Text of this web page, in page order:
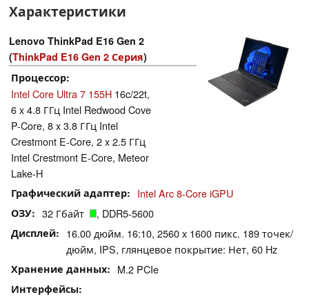
Характеристики
Lenovo ThinkPad E16 Gen 2
(ThinkPad E16 Gen 2 Серия)
Процессор
Intel Core Ultra 7 155H 16c/22t,
6 x 4.8 ГГц Intel Redwood Cove
P-Core, 8 x 3.8 ГГц Intel
Crestmont E-Core, 2 x 2.5 ГГц
Intel Crestmont E-Core, Meteor
Lake-H
Графический адаптер Intel Arc 8-Core iGPU
ОЗУ 32 Гбайт , DDR5-5600
Дисплей
16.00 дюйм. 16:10, 2560 x 1600 пикс. 189 точек/
дюйм, IPS, глянцевое покрытие: Нет, 60 Hz
Хранение данных M.2 PCIe
Интерфейсы